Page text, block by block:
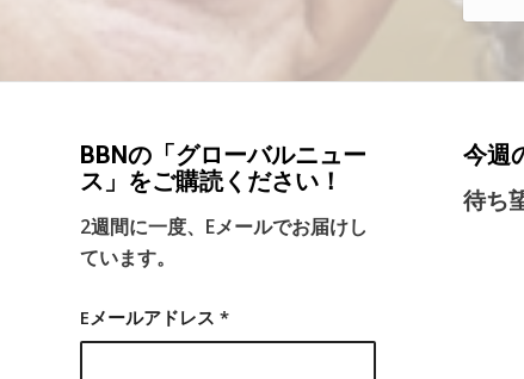
BBNの「グローバルニュー
ス」をご購読ください！
2週間に一度、Eメールでお届けし
ています。
Eメールアドレス *
今週
待ち